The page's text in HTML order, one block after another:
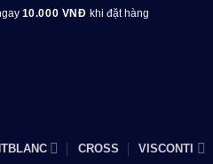
10.000 VNĐ khi đặt hàng
CROSS VISCONTI